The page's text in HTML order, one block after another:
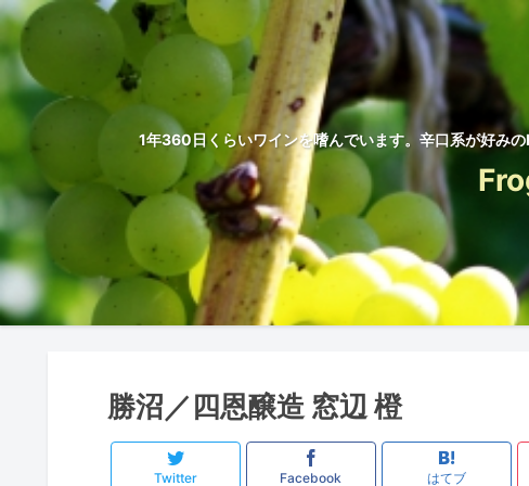
1年360日くらいワインを嗜んでいます。辛口系が好み
勝沼／四恩醸造 窓辺 橙
Twitter Facebook はてブ